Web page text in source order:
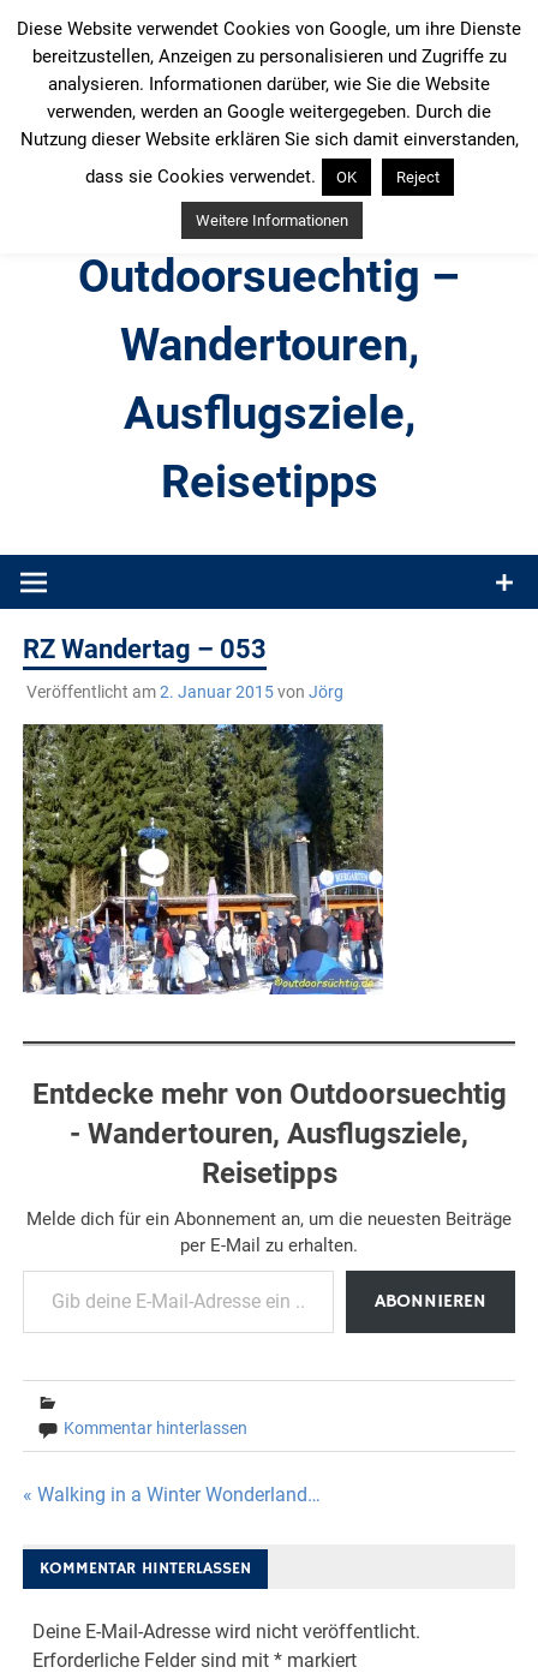
Inhalt
springen
Outdoorsuechtig –
Wandertouren,
Ausflugsziele,
Reisetipps
Produkttests und Buchrezensionen. Ein Blog für alle, die gern
RZ Wandertag – 053
Veröffentlicht am2. Januar 2015von Jörg
Entdecke mehr von Outdoorsuechtig
- Wandertouren, Ausflugsziele,
Reisetipps
Melde dich für ein Abonnement an, um die neuesten Beiträge
per E-Mail zu erhalten.
Gib deine E-Mail-Adresse ein ...
ABONNIEREN
Kommentar hinterlassen
Beitragsnavigation
« Walking in a Winter Wonderland…
KOMMENTAR HINTERLASSEN
Deine E-Mail-Adresse wird nicht veröffentlicht.
Erforderliche Felder sind mit* markiert
Diese Website verwendet Cookies von Google, um ihre Dienste
bereitzustellen, Anzeigen zu personalisieren und Zugriffe zu
analysieren. Informationen darüber, wie Sie die Website
verwenden, werden an Google weitergegeben. Durch die
Nutzung dieser Website erklären Sie sich damit einverstanden,
dass sie Cookies verwendet.
OK Reject
Weitere Informationen